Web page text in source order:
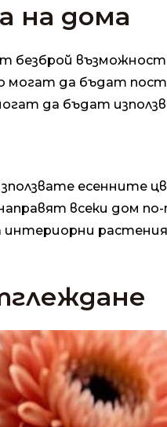
на дома
безброй
могат да бъдат
да бъдат
есенните
всеки дом
интериорни растения